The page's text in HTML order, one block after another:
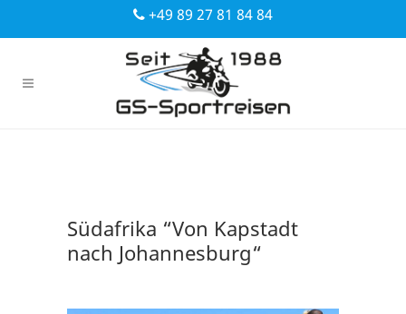
+49 89 27 81 84 84
Südafrika “Von Kapstadt
nach Johannesburg“